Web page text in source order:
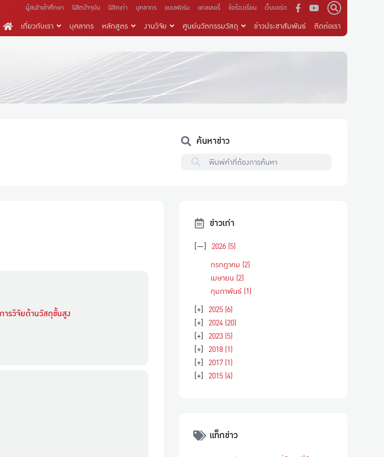
ผู้สนใจเข้าศึกษา นิสิตปัจจุบัน นิสิตเก่า บุคลากร แบบฟอร์ม แกลเลอรี่ ข้อร้องเรียน เว็บบอร์ด
เกี่ยวกับเรา บุคลากร หลักสูตร งานวิจัย ศูนย์นวัตกรรมวัสดุ ข่าวประชาสัมพันธ์ ติดต่อเรา
ค้นหาข่าว
รวิจัยด้านวัสดุขั้นสูง
ข่าวเก่า
[—] 2026 (5)
กรกฎาคม (2)
เมษายน (2)
กุมภาพันธ์ (1)
[+] 2025 (6)
[+] 2024 (20)
[+] 2023 (5)
[+] 2018 (1)
[+] 2017 (1)
[+] 2015 (4)
แท็กข่าว